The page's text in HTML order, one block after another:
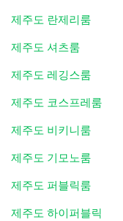
제주도 란제리룸
제주도 셔츠룸
제주도 레깅스룸
제주도 코스프레룸
제주도 비키니룸
제주도 기모노룸
제주도 퍼블릭룸
제주도 하이퍼블릭